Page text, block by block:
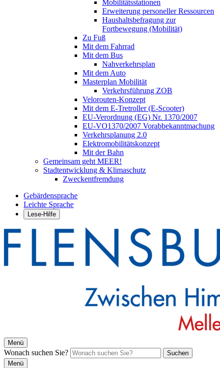
Mobilitätsstationen
Erweiterung personeller Ressourcen
Haushaltsbefragung zur
Fortbewegung (Mobilität)
Zu Fuß
Mit dem Fahrrad
Mit dem Bus
Nahverkehrsplan
Mit dem Auto
Masterplan Mobilität
Verkehrsführung ZOB
Velorouten-Konzept
Mit dem E-Tretroller (E-Scooter)
EU-Verordnung (EG) Nr. 1370/2007
EU-VO1370/2007 Vorabbekanntmachung
Verkehrsplanung 2.0
Elektromobilitätskonzept
Mit der Bahn
Gemeinsam geht MEER!
Stadtentwicklung & Klimaschutz
Zweckentfremdung
Gebärdensprache
Leichte Sprache
Lese-Hilfe
Menü
Wonach suchen Sie?
Suchen
Menü